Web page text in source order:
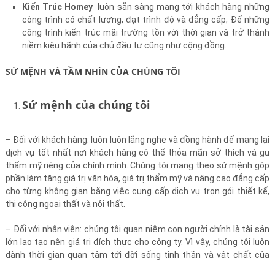
Kiến Trúc Homey luôn sẵn sàng mang tới khách hàng những
công trình có chất lượng, đạt trình độ và đẳng cấp; Để những
công trình kiến trúc mãi trường tồn với thời gian và trở thành
niềm kiêu hãnh của chủ đầu tư cũng như cộng đồng.
SỨ MỆNH VÀ TẦM NHÌN CỦA CHÚNG TÔI
Sứ mệnh của chúng tôi
– Đối với khách hàng: luôn luôn lắng nghe và đồng hành để mang lại
dịch vụ tốt nhất nơi khách hàng có thể thỏa mãn sở thích và gu
thẩm mỹ riêng của chính mình. Chúng tôi mang theo sứ mệnh góp
phần làm tăng giá trị văn hóa, giá trị thẩm mỹ và nâng cao đẳng cấp
cho từng không gian bằng việc cung cấp dịch vụ trọn gói thiết kế,
thi công ngoại thất và nội thất.
– Đối với nhân viên: chúng tôi quan niệm con người chính là tài sản
lớn lao tạo nên giá trị đích thực cho công ty. Vì vậy, chúng tôi luôn
dành thời gian quan tâm tới đời sống tinh thần và vật chất của